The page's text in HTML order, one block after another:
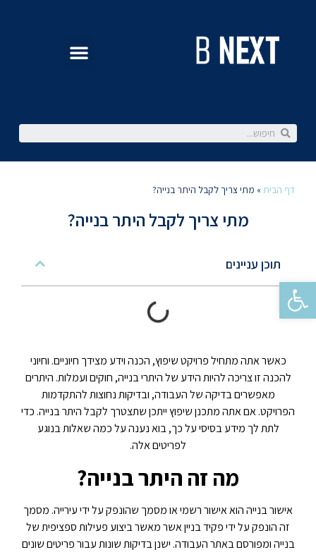
פתח סרגל נגישות
דף הבית » מתי צריך לקבל היתר בנייה?
מתי צריך לקבל היתר בנייה?
תוכן עניינים
כאשר אתה מתחיל פרויקט שיפוץ, הכנה וידע מצידך חיוניים. וחיוני
להכנה זו צריכה להיות הידע של היתרי בנייה, חוקים ועמלות. היתרים
מאפשרים בדיקה של העבודה, ובדיקות נחוצות להתקדמות
הפרויקט. אם אתה מתכנן שיפוץ ייתכן שתצטרך לקבל היתר בנייה. כדי
לתת לך מידע בסיסי על כך, בוא נענה על כמה שאלות בנוגע
לפריטים אלה.
מה זה היתר בנייה?
אישור בנייה הוא אישור רשמי או מסמך שהונפק על ידי עירייה. מסמך
זה הונפק על ידי פקיד בניין אשר מאשר ביצוע פעילות ספציפית של
בנייה ומפורסם באתר העבודה. ישנן בדיקות שונות עבור פריטים שונים